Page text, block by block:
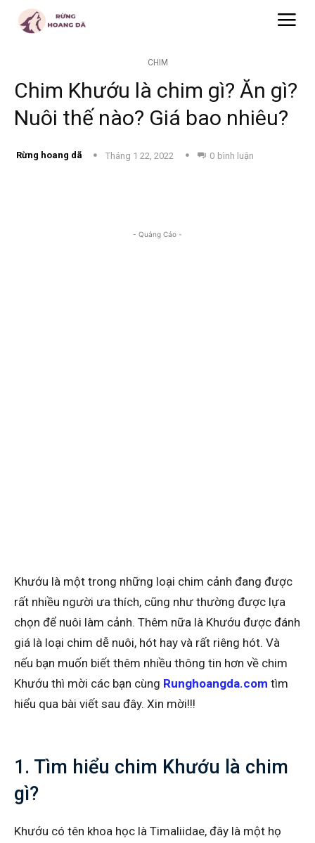
CHIM
Chim Khướu là chim gì? Ăn gì?
Nuôi thế nào? Giá bao nhiêu?
Rừng hoang dã Tháng 1 22, 2022 0 bình luận
- Quảng Cáo -
Khướu là một trong những loại chim cảnh đang được
rất nhiều người ưa thích, cũng như thường được lựa
chọn để nuôi làm cảnh. Thêm nữa là Khướu được đánh
giá là loại chim dễ nuôi, hót hay và rất riêng hót. Và
nếu bạn muốn biết thêm nhiều thông tin hơn về chim
Khướu thì mời các bạn cùng Runghoangda.com tìm
hiểu qua bài viết sau đây. Xin mời!!!
1. Tìm hiểu chim Khướu là chim
gì?
Khướu có tên khoa học là Timaliidae, đây là một họ